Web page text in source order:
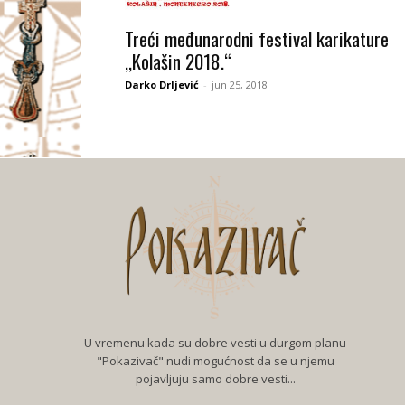
I
V
Treći međunarodni festival karikature
,,Kolašin 2018.“
Darko Drljević - jun 25, 2018
U vremenu kada su dobre vesti u durgom planu
"Pokazivač" nudi mogućnost da se u njemu
pojavljuju samo dobre vesti...